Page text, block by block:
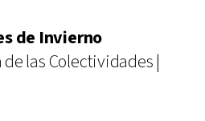
de Invierno
de las Colectividades |